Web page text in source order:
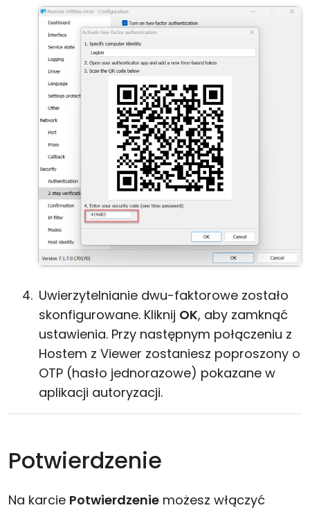
Uwierzytelnianie dwu-faktorowe zostało
skonfigurowane. Kliknij OK, aby zamknąć
ustawienia. Przy następnym połączeniu z
Hostem z Viewer zostaniesz poproszony o
OTP (hasło jednorazowe) pokazane w
aplikacji autoryzacji.
Potwierdzenie
Na karcie Potwierdzenie możesz włączyć